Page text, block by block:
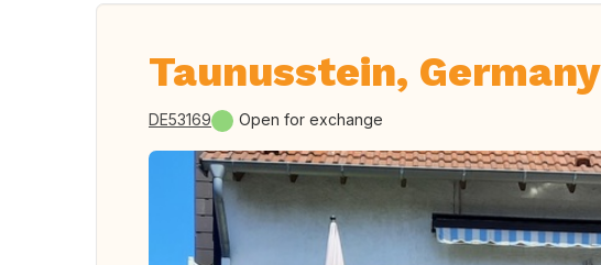
Taunusstein, Germany
DE53169 Open for exchange